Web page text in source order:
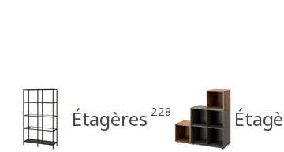
Étagères 228